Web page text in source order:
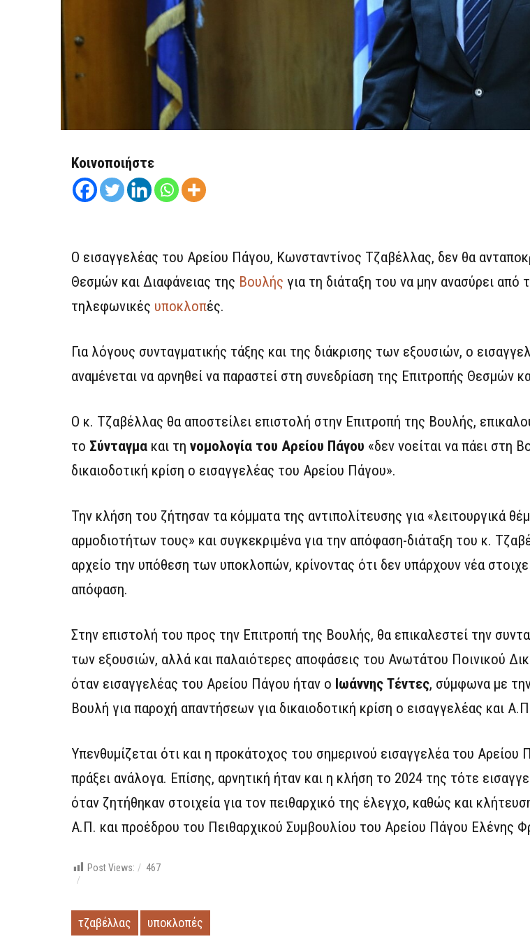
Κοινοποιήστε
Ο εισαγγελέας του Αρείου Πάγου, Κωνσταντίνος Τζαβέλλας, δεν θα
Θεσμών και Διαφάνειας της Βουλής για τη διάταξη του να μην ανασύρει από
τηλεφωνικές υποκλοπές.
Για λόγους συνταγματικής τάξης και της διάκρισης των εξουσιών, ο
αναμένεται να αρνηθεί να παραστεί στη συνεδρίαση της Επιτροπής Θεσμών
Ο κ. Τζαβέλλας θα αποστείλει επιστολή στην Επιτροπή της Βουλής,
το Σύνταγμα και τη νομολογία του Αρείου Πάγου «δεν νοείται να πάει στη
δικαιοδοτική κρίση ο εισαγγελέας του Αρείου Πάγου».
Την κλήση του ζήτησαν τα κόμματα της αντιπολίτευσης για «λειτουργικά
αρμοδιοτήτων τους» και συγκεκριμένα για την απόφαση-διάταξη του κ.
αρχείο την υπόθεση των υποκλοπών, κρίνοντας ότι δεν υπάρχουν νέα
απόφαση.
Στην επιστολή του προς την Επιτροπή της Βουλής, θα επικαλεστεί την
των εξουσιών, αλλά και παλαιότερες αποφάσεις του Ανωτάτου Ποινικού
όταν εισαγγελέας του Αρείου Πάγου ήταν ο Ιωάννης Τέντες, σύμφωνα με
Βουλή για παροχή απαντήσεων για δικαιοδοτική κρίση ο εισαγγελέας και
Υπενθυμίζεται ότι και η προκάτοχος του σημερινού εισαγγελέα του Αρείου
πράξει ανάλογα. Επίσης, αρνητική ήταν και η κλήση το 2024 της τότε
όταν ζητήθηκαν στοιχεία για τον πειθαρχικό της έλεγχο, καθώς και
Α.Π. και προέδρου του Πειθαρχικού Συμβουλίου του Αρείου Πάγου Ελένης
Post Views: 467
τζαβέλλας υποκλοπές